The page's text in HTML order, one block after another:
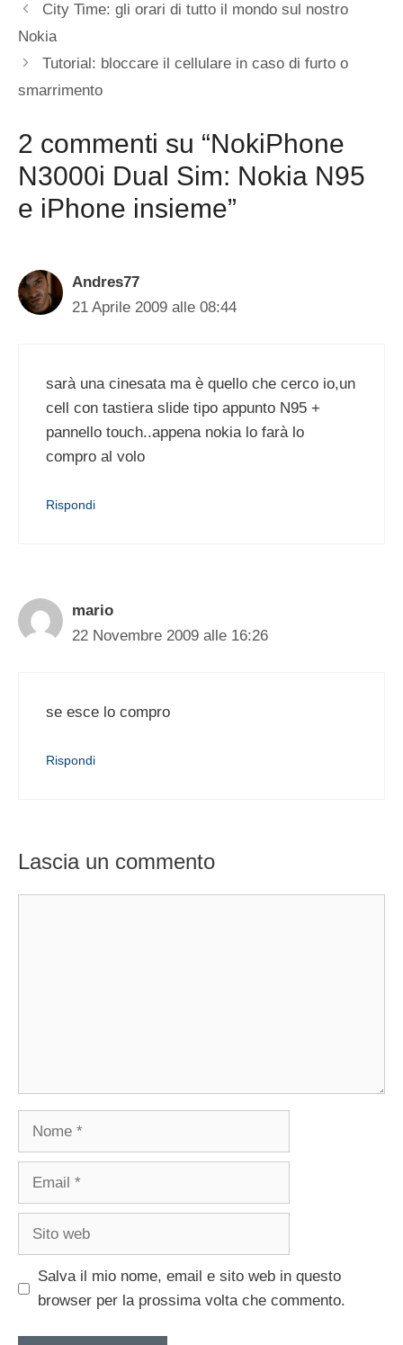
City Time: gli orari di tutto il mondo sul nostro
Nokia
Tutorial: bloccare il cellulare in caso di furto o
smarrimento
2 commenti su “NokiPhone
N3000i Dual Sim: Nokia N95
e iPhone insieme”
Andres77
21 Aprile 2009 alle 08:44
sarà una cinesata ma è quello che cerco io,un
cell con tastiera slide tipo appunto N95 +
pannello touch..appena nokia lo farà lo
compro al volo
Rispondi
mario
22 Novembre 2009 alle 16:26
se esce lo compro
Rispondi
Lascia un commento
Nome
Email
Sito
Salva il mio nome, email e sito web in questo
browser per la prossima volta che commento.